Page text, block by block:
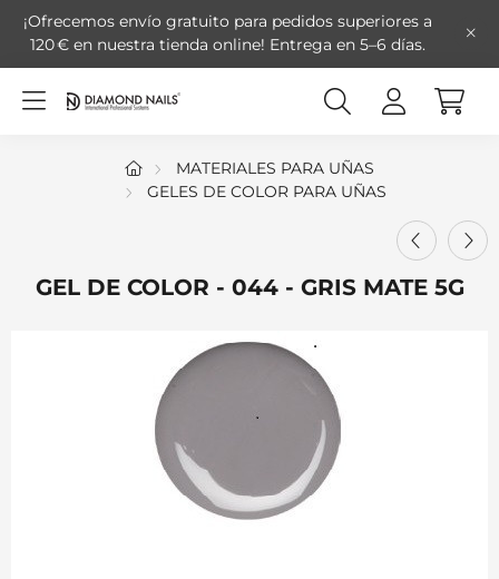
¡Ofrecemos envío gratuito para pedidos superiores a
120 € en nuestra tienda online! Entrega en 5–6 días.
MATERIALES PARA UÑAS
GELES DE COLOR PARA UÑAS
GEL DE COLOR - 044 - GRIS MATE 5G